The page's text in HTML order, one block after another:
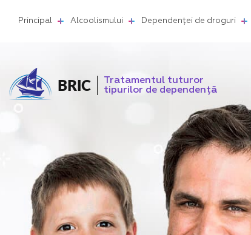
Principal Alcoolismului Dependenței de droguri
BRIC
Tratamentul tuturor
tipurilor de dependență